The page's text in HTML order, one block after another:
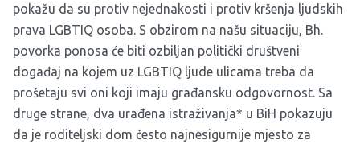
pokažu da su protiv nejednakosti i protiv kršenja ljudskih
prava LGBTIQ osoba. S obzirom na našu situaciju, Bh.
povorka ponosa će biti ozbiljan politički društveni
događaj na kojem uz LGBTIQ ljude ulicama treba da
prošetaju svi oni koji imaju građansku odgovornost. Sa
druge strane, dva urađena istraživanja* u BiH pokazuju
da je roditeljski dom često najnesigurnije mjesto za